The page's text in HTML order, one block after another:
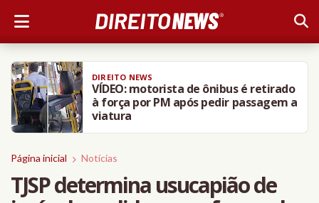
DIREITO NEWS
VÍDEO: motorista de ônibus é retirado
à força por PM após pedir passagem a
viatura
Página inicial Notícias
TJSP determina usucapião de